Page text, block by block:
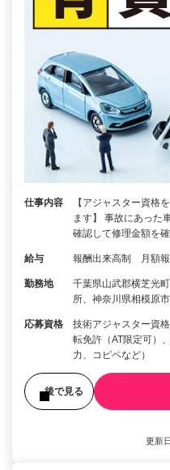
仕事内容
【アジャスター資格
ます】 事故にあった
確認して修理金額を
給与 報酬出来高制 月額
勤務地
千葉県山武郡横芝光
所、神奈川県相模原
応募資格
技術アジャスター資
転免許（AT限定可）
力、コピペなど）
後で見る
更新